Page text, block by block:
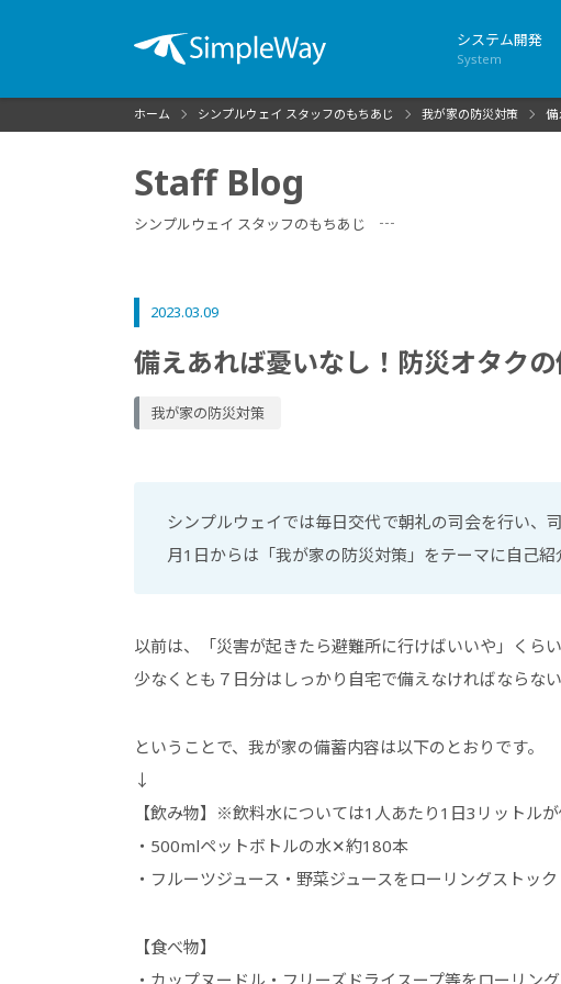
システム開発
System
ホーム シンプルウェイ スタッフのもちあじ 我が家の防災対策 備
Staff Blog
シンプルウェイ スタッフのもちあじ
2023.03.09
備えあれば憂いなし！防災オタク
我が家の防災対策
シンプルウェイでは毎日交代で朝礼の司会を行い、
月1日からは「我が家の防災対策」をテーマに自己紹
以前は、「災害が起きたら避難所に行けばいいや」くら
少なくとも７日分はしっかり自宅で備えなければならな
ということで、我が家の備蓄内容は以下のとおりです。
↓
【飲み物】※飲料水については1人あたり1日3リットル
・500mlペットボトルの水✕約180本
・フルーツジュース・野菜ジュースをローリングストック
【食べ物】
・カップヌードル・フリーズドライスープ等をローリン